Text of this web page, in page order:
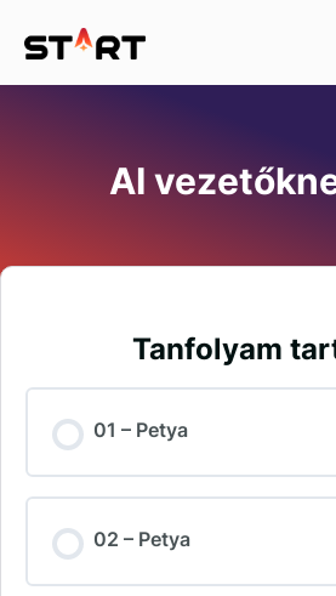
AI
Tanfolyam
01 – Petya
02 – Petya